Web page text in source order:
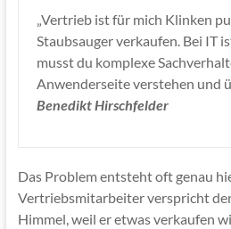
„Vertrieb ist für mich Klinken
Staubsauger verkaufen. Bei IT
musst du komplexe
Anwenderseite verstehen und
Benedikt Hirschfelder
Das Problem entsteht oft genau
Vertriebsmitarbeiter verspricht
Himmel, weil er etwas verkaufen